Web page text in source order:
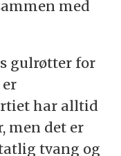
med
gulrøtter for
har alltid
men det er
tvang og